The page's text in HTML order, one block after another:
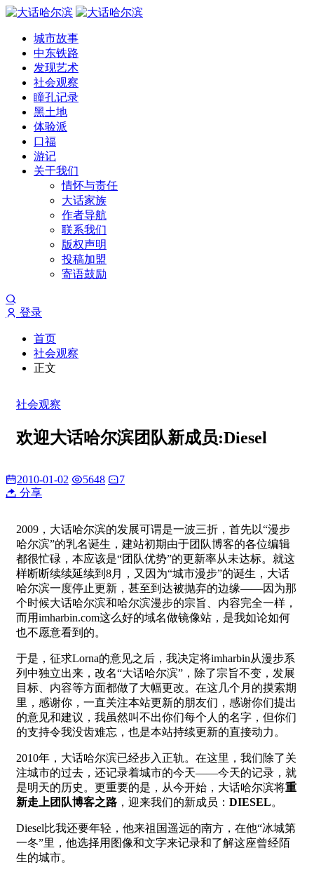
城市故事
中东铁路
发现艺术
社会观察
瞳孔记录
黑土地
体验派
口福
游记
关于我们
情怀与责任
大话家族
作者导航
联系我们
版权声明
投稿加盟
寄语鼓励
登录
首页
社会观察
正文
社会观察
欢迎大话哈尔滨团队新成员:Diesel
2010-01-02 5648
7
分享
2009，大话哈尔滨的发展可谓是一波三折，首先以“漫步
哈尔滨”的乳名诞生，建站初期由于团队博客的各位编辑
都很忙碌，本应该是“团队优势”的更新率从未达标。就这
样断断续续延续到8月，又因为“城市漫步”的诞生，大话
哈尔滨一度停止更新，甚至到达被抛弃的边缘——因为那
个时候大话哈尔滨和哈尔滨漫步的宗旨、内容完全一样，
而用imharbin.com这么好的域名做镜像站，是我如论如何
也不愿意看到的。
于是，征求Lorna的意见之后，我决定将imharbin从漫步系
列中独立出来，改名“大话哈尔滨”，除了宗旨不变，发展
目标、内容等方面都做了大幅更改。在这几个月的摸索期
里，感谢你，一直关注本站更新的朋友们，感谢你们提出
的意见和建议，我虽然叫不出你们每个人的名字，但你们
的支持令我没齿难忘，也是本站持续更新的直接动力。
2010年，大话哈尔滨已经步入正轨。在这里，我们除了关
注城市的过去，还记录着城市的今天——今天的记录，就
是明天的历史。更重要的是，从今开始，大话哈尔滨将重
新走上团队博客之路 ，迎来我们的新成员： DIESEL。
Diesel比我还要年轻，他来祖国遥远的南方，在他“冰城第
一冬”里，他选择用图像和文字来记录和了解这座曾经陌
生的城市。